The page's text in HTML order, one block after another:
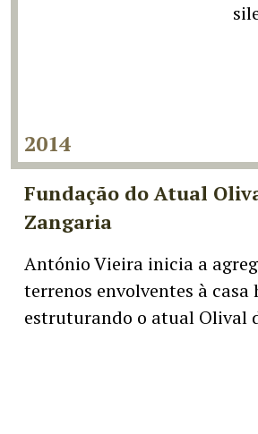
2014
Fundação do Atual
Zangaria
António Vieira inicia a
terrenos envolventes à casa
estruturando o atual Olival